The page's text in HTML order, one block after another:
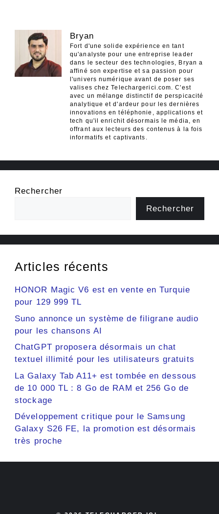
Bryan
Fort d'une solide expérience en tant
qu'analyste pour une entreprise leader
dans le secteur des technologies, Bryan a
affiné son expertise et sa passion pour
l'univers numérique avant de poser ses
valises chez Telechargerici.com. C'est
avec un mélange distinctif de perspicacité
analytique et d'ardeur pour les dernières
innovations en téléphonie, applications et
tech qu'il enrichit désormais le média, en
offrant aux lecteurs des contenus à la fois
informatifs et captivants.
Rechercher
Rechercher
Articles récents
HONOR Magic V6 est en vente en Turquie
pour 129 999 TL
Suno annonce un système de filigrane audio
pour les chansons AI
ChatGPT proposera désormais un chat
textuel illimité pour les utilisateurs gratuits
La Galaxy Tab A11+ est tombée en dessous
de 10 000 TL : 8 Go de RAM et 256 Go de
stockage
Développement critique pour le Samsung
Galaxy S26 FE, la promotion est désormais
très proche